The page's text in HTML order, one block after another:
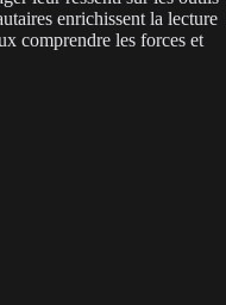
enrichissent la lecture
comprendre les forces et